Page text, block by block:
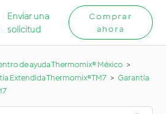
Enviar una
solicitud
Comprar
ahora
de ayuda Thermomix® México
Extendida Thermomix®TM7
Garantía